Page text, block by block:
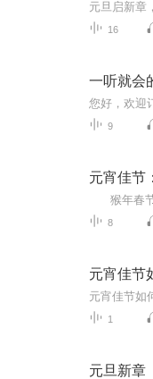
16
一听就会
9
元宵佳节
8
元宵佳节
1
元旦新章